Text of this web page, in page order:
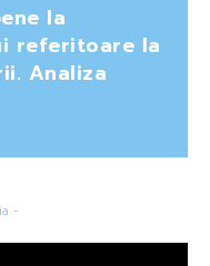
la
referitoare la
Analiza
-